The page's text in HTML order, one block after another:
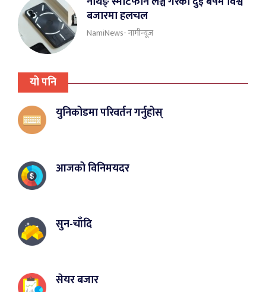
बजारमा हलचल
NamiNews- नामीन्यूज
यो पनि
युनिकोडमा परिवर्तन गर्नुहोस्
आजको विनिमयदर
सुन-चाँदि
सेयर बजार